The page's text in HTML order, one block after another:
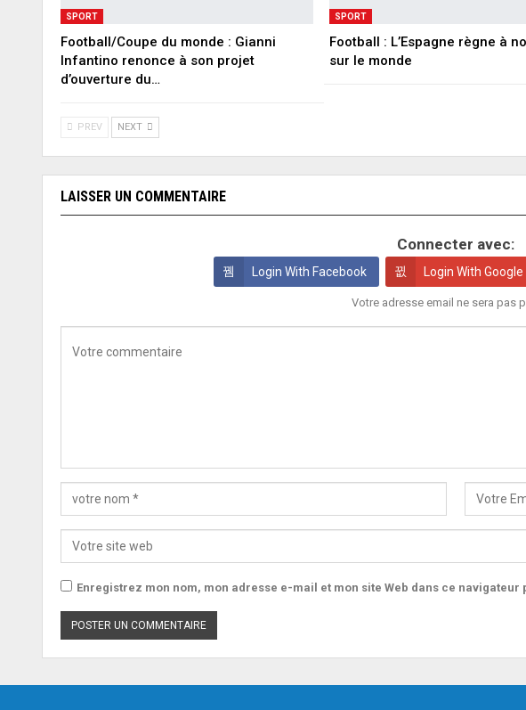
SPORT
Football/Coupe du monde : Gianni
Infantino renonce à son projet
d’ouverture du…
SPORT
Football : L’Espagne règne à
sur le monde
PREV NEXT
LAISSER UN COMMENTAIRE
Connecter avec:
Login With Facebook Login With Google
Votre adresse email ne sera pas
Enregistrez mon nom, mon adresse e-mail et mon site Web dans ce